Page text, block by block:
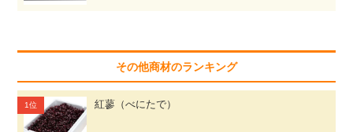
その他商材のランキング
紅蓼（べにたで）